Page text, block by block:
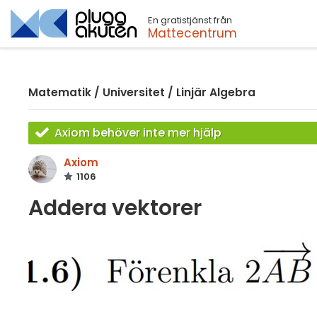
En gratistjänst från
Mattecentrum
Matematik / Universitet / Linjär Algebra
Axiom behöver inte mer hjälp
Axiom
1106
Addera vektorer
Sök